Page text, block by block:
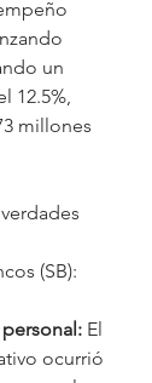
un
12.5%,
millones
(SB):
El
ocurrió